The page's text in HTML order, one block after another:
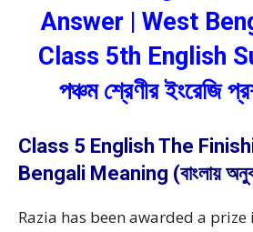
Answer | West
Class 5th English
পঞ্চম শ্রেণীর ইংরেজি
Class 5 English The
Bengali Meaning (বাংলায়
Razia has been awarded a